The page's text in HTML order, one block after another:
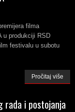
filma
u produkciji RSD
festivalu u subotu
Pročitaj više
rada i postojanja